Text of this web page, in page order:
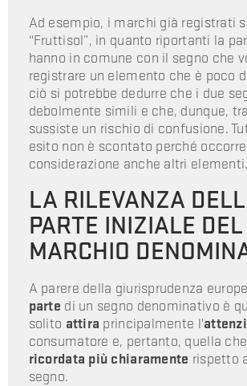
Ad esempio, i marchi già registrati
“Fruttisol”, in quanto riportanti la
hanno in comune con il segno che
registrare un elemento che è poco
ciò si potrebbe dedurre che i due
debolmente simili e che, dunque,
sussiste un rischio di confusione.
esito non è scontato perché
considerazione anche altri elementi.
LA RILEVANZA
PARTE INIZIALE DEL
MARCHIO
A parere della giurisprudenza
parte di un segno denominativo è
solito attira principalmente l'
consumatore e, pertanto, quella
ricordata più chiaramente rispetto
segno.